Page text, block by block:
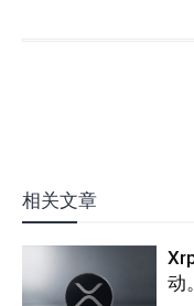
相关文章
动。